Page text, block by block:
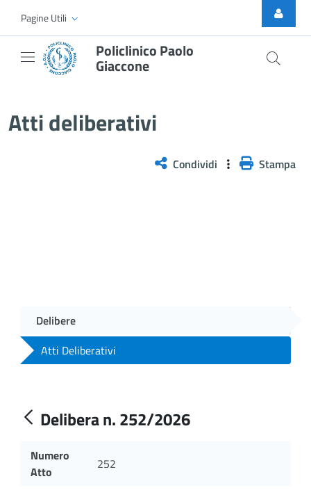
Skip to Main Content
Pagine Utili
Policlinico Paolo
Giaccone
Atti deliberativi
Condividi Stampa
Delibere
Atti Deliberativi
Delibera n. 252/2026
Numero
Atto
252